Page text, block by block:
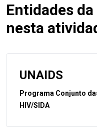
Entidades
nesta
UNAIDS
Programa Conjunto
HIV/SIDA